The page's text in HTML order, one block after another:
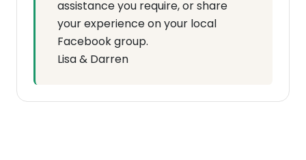
assistance you require, or share
your experience on your local
Facebook group.
Lisa & Darren